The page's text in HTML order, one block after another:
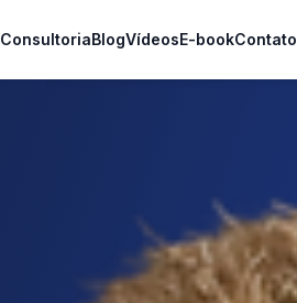
ConsultoriaBlogVídeosE-bookContato